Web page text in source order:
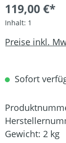
119,00 €*
Inhalt: 1
Preise inkl.
Sofort
Gewicht: 2 kg